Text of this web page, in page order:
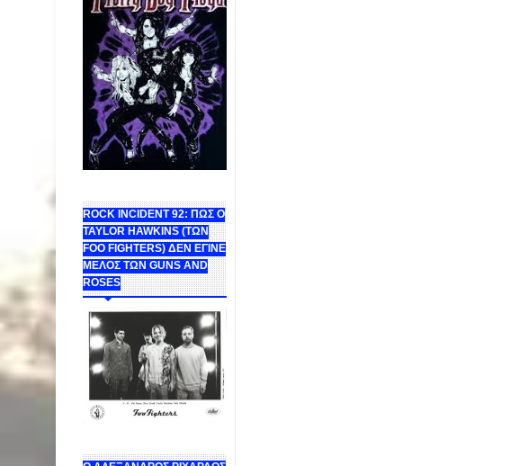
ROCK INCIDENT 92: ΠΩΣ Ο
TAYLOR HAWKINS (ΤΩΝ
FOO FIGHTERS) ΔΕΝ ΕΓΙΝΕ
ΜΕΛΟΣ ΤΩΝ GUNS AND
ROSES